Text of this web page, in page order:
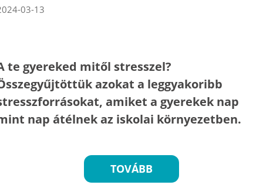
03-13
te gyereked mitől stresszel?
azokat a leggyakoribb
amiket a gyerekek nap
nap átélnek az iskolai környezetben.
TOVÁBB